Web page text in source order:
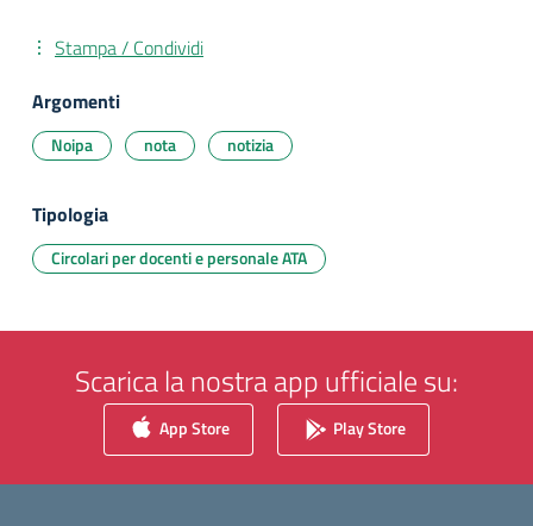
Stampa / Condividi
Argomenti
Noipa nota notizia
Tipologia
Circolari per docenti e personale ATA
Scarica la nostra app ufficiale su:
App Store Play Store